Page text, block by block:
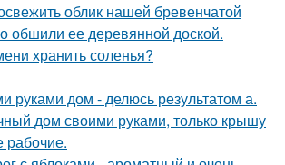
облик нашей бревенчатой
обшили ее деревянной доской.
хранить соленья?
руками дом - делюсь результатом а.
дом своими руками, только крышу
рабочие.